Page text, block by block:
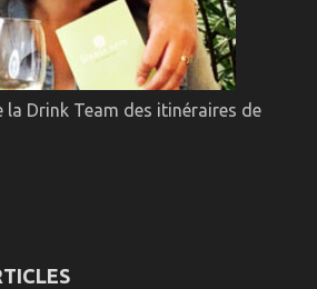
la Drink Team des itinéraires de